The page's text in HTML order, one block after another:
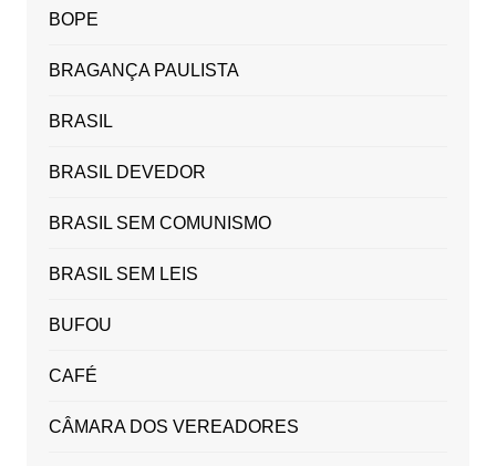
BOPE
BRAGANÇA PAULISTA
BRASIL
BRASIL DEVEDOR
BRASIL SEM COMUNISMO
BRASIL SEM LEIS
BUFOU
CAFÉ
CÂMARA DOS VEREADORES